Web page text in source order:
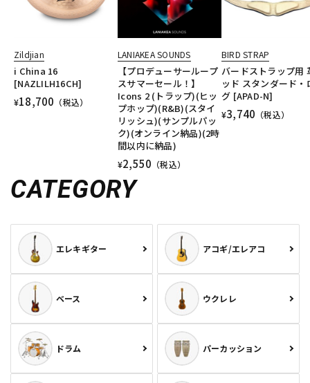
Zildjian
i China 16
[NAZLILH16CH]
¥18,700 （税込）
LANIAKEA SOUNDS
【プロデューサーループ
スサマーセール！】
Icons 2 (トラップ)(ヒッ
プホップ)(R&B)(スタイ
リッシュ)(サンプルパッ
ク)(オンライン納品)(2時
間以内に納品)
¥2,550 （税込）
BIRD STRAP
バードストラップ用
ッド スタンダード・
グ [APAD-N]
¥3,740 （税込）
CATEGORY
エレキギター アコギ/エレアコ
ベース ウクレレ
ドラム パーカッション